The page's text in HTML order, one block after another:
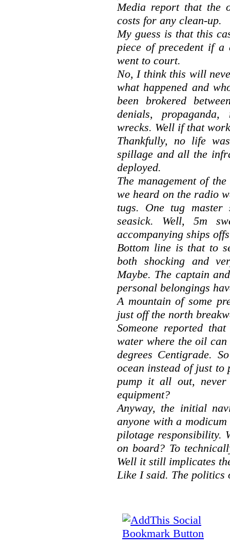
Media report that the
costs for any clean-up.
My guess is that this
piece of precedent if a
went to court.
No, I think this will
what happened and
been brokered
denials,
wrecks. Well if that
Thankfully, no life
spillage and all the
deployed.
The management of
we heard on the radio
tugs. One tug master
seasick. Well, 5m
accompanying ships
Bottom line is that to
both shocking and
Maybe. The captain
personal belongings
A mountain of some
just off the north
Someone reported
water where the oil
degrees Centigrade.
ocean instead of just
pump it all out, never
equipment?
Anyway, the initial
anyone with a
pilotage responsibility.
on board? To
Well it still implicates
Like I said. The